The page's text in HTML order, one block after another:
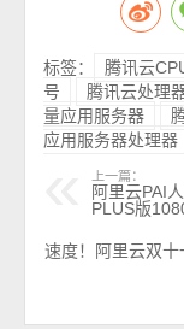
标签： 腾讯云
号
腾讯云处理
量应用服务器
应用服务器处理器
上一篇：
阿里云PAI
PLUS版
速度！阿里云双